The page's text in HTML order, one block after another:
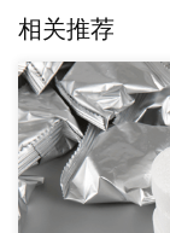
相关推荐